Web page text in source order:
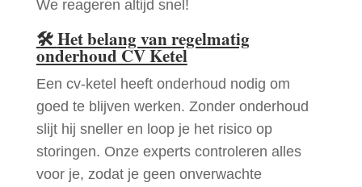
We reageren altijd snel!
🛠Het belang van regelmatig
onderhoud CV Ketel
Een cv-ketel heeft onderhoud nodig om
goed te blijven werken. Zonder onderhoud
slijt hij sneller en loop je het risico op
storingen. Onze experts controleren alles
voor je, zodat je geen onverwachte